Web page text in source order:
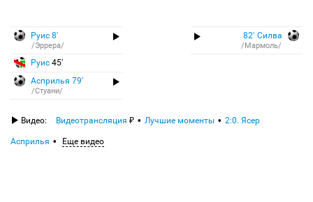
Руис 8′
/Эррера/
Руис 45′
Асприлья 79′
/Стуани/
82′ Силва
/Мармоль/
Видео: Видеотрансляция Лучшие моменты 2:0. Ясер
Асприлья Еще видео